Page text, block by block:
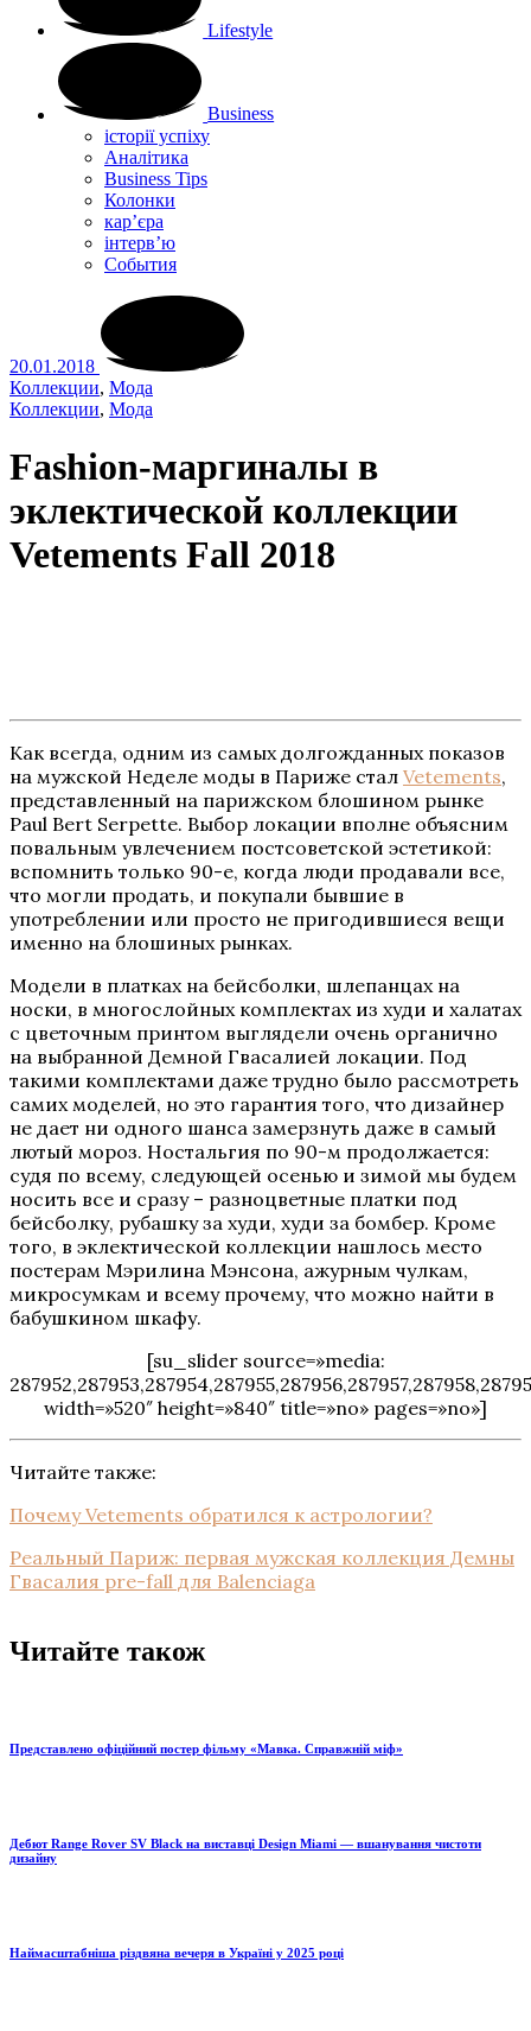
Lifestyle
Business
історії успіху
Аналітика
Business Tips
Колонки
кар’єра
інтерв’ю
Cобытия
20.01.2018
Коллекции, Мода
Коллекции, Мода
Fashion-маргиналы в
эклектической коллекции
Vetements Fall 2018
Как всегда, одним из самых долгожданных показов
на мужской Неделе моды в Париже стал Vetements,
представленный на парижском блошином рынке
Paul Bert Serpette. Выбор локации вполне объясним
повальным увлечением постсоветской эстетикой:
вспомнить только 90-е, когда люди продавали все,
что могли продать, и покупали бывшие в
употреблении или просто не пригодившиеся вещи
именно на блошиных рынках.
Модели в платках на бейсболки, шлепанцах на
носки, в многослойных комплектах из худи и халатах
с цветочным принтом выглядели очень органично
на выбранной Демной Гвасалией локации. Под
такими комплектами даже трудно было рассмотреть
самих моделей, но это гарантия того, что дизайнер
не дает ни одного шанса замерзнуть даже в самый
лютый мороз. Ностальгия по 90-м продолжается:
судя по всему, следующей осенью и зимой мы будем
носить все и сразу – разноцветные платки под
бейсболку, рубашку за худи, худи за бомбер. Кроме
того, в эклектической коллекции нашлось место
постерам Мэрилина Мэнсона, ажурным чулкам,
микросумкам и всему прочему, что можно найти в
бабушкином шкафу.
[su_slider source=»media:
width=»520″ height=»840″ title=»no» pages=»no»]
Читайте также:
Почему Vetements обратился к астрологии?
Реальный Париж: первая мужская коллекция Демны
Гвасалия pre-fall для Balenciaga
Читайте також
Представлено офіційний постер фільму «Мавка. Справжній міф»
Дебют Range Rover SV Black на виставці Design Miami — вшанування чистоти
дизайну
Наймасштабніша різдвяна вечеря в Україні у 2025 році